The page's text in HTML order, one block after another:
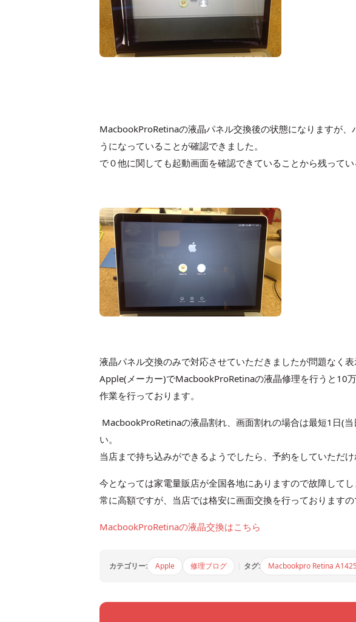
MacbookProRetinaの液晶パネル交換後の状態になりますが
うになっていることが確認できました。
で０他に関しても起動画面を確認できていることから残ってい
液晶パネル交換のみで対応させていただきましたが問題なく表
Apple(メーカー)でMacbookProRetinaの液晶修理を行うと10
作業を行っております。
MacbookProRetinaの液晶割れ、画面割れの場合は最短1日(
い。
当店まで持ち込みができるようでしたら、予約をしていただ
今となっては家電量販店が全国各地にありますので故障して
常に高額ですが、当店では格安に画面交換を行っております
MacbookProRetinaの液晶交換はこちら
カテゴリー: Apple 修理ブログ タグ: Macbookpro Retina A1425